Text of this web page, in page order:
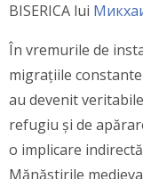
BISERICA lui
În vremurile de
migrațiile
au devenit
refugiu și de
o implicare
Mănăstirile